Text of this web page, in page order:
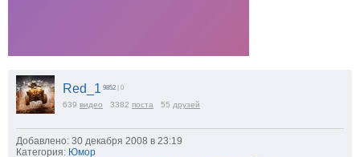
Red_1 9852 | 0
639 видео 3382 поста 55 друзей
Добавлено: 30 декабря 2008 в 23:19
Категория: Юмор